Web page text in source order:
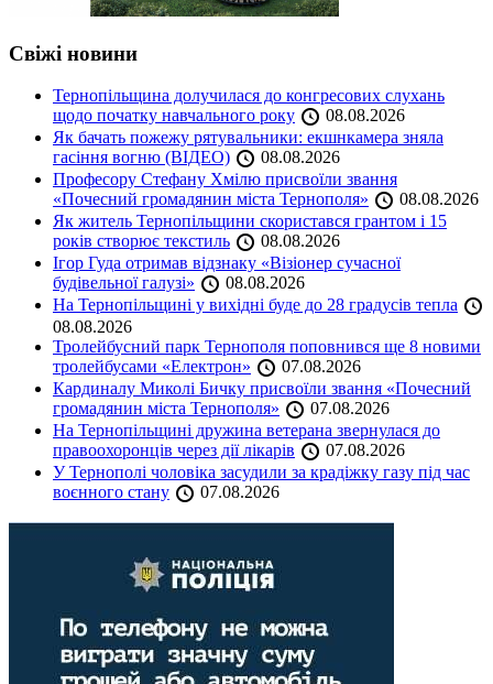
Свіжі новини
Тернопільщина долучилася до конгресових слухань
щодо початку навчального року
08.08.2026
Як бачать пожежу рятувальники: екшнкамера зняла
гасіння вогню (ВІДЕО)
08.08.2026
Професору Стефану Хмілю присвоїли звання
«Почесний громадянин міста Тернополя»
08.08.2026
Як житель Тернопільщини скористався грантом і 15
років створює текстиль
08.08.2026
Ігор Гуда отримав відзнаку «Візіонер сучасної
будівельної галузі»
08.08.2026
На Тернопільщині у вихідні буде до 28 градусів тепла
08.08.2026
Тролейбусний парк Тернополя поповнився ще 8 новими
тролейбусами «Електрон»
07.08.2026
Кардиналу Миколі Бичку присвоїли звання «Почесний
громадянин міста Тернополя»
07.08.2026
На Тернопільщині дружина ветерана звернулася до
правоохоронців через дії лікарів
07.08.2026
У Тернополі чоловіка засудили за крадіжку газу під час
воєнного стану
07.08.2026